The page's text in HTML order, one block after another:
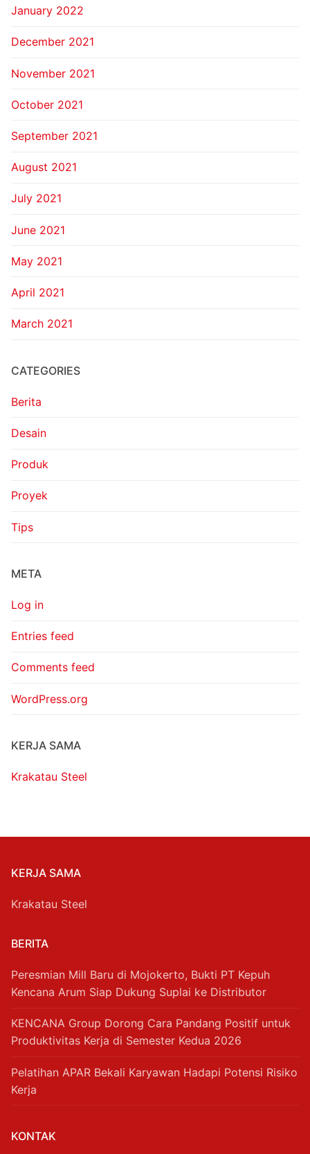
January 2022
December 2021
November 2021
October 2021
September 2021
August 2021
July 2021
June 2021
May 2021
April 2021
March 2021
CATEGORIES
Berita
Desain
Produk
Proyek
Tips
META
Log in
Entries feed
Comments feed
WordPress.org
KERJA SAMA
Krakatau Steel
KERJA SAMA
Krakatau Steel
BERITA
Peresmian Mill Baru di Mojokerto, Bukti PT Kepuh
Kencana Arum Siap Dukung Suplai ke Distributor
KENCANA Group Dorong Cara Pandang Positif untuk
Produktivitas Kerja di Semester Kedua 2026
Pelatihan APAR Bekali Karyawan Hadapi Potensi Risiko
Kerja
KONTAK